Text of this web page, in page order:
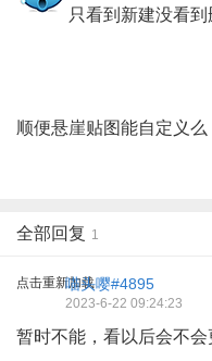
只看到新建没看
顺便悬崖贴图能自定义么
全部回复 1
点击重新加载喵头嘤#4895
2023-6-22 09:24:23
暂时不能，看以后会不会